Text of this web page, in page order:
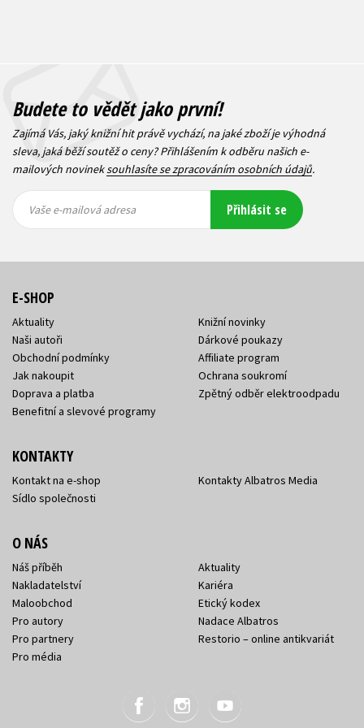
Budete to vědět jako první!
Zajímá Vás, jaký knižní hit právě vychází, na jaké zboží je výhodná
sleva, jaká běží soutěž o ceny? Přihlášením k odběru našich e-
mailových novineksouhlasíte se zpracováním osobních údajů.
mailová
mailová
Vaše e-mailová adresa Přihlásit se
E-SHOP
Aktuality
Naši autoři
Obchodní podmínky
Jak nakoupit
Doprava a platba
Benefitní a slevové programy
Knižní novinky
Dárkové poukazy
Affiliate program
Ochrana soukromí
Zpětný odběr elektroodpadu
KONTAKTY
Kontakt na e-shop
Sídlo společnosti
Kontakty Albatros Media
O NÁS
Náš příběh
Nakladatelství
Maloobchod
Pro autory
Pro partnery
Pro média
Aktuality
Kariéra
Etický kodex
Nadace Albatros
Restorio – online antikvariát